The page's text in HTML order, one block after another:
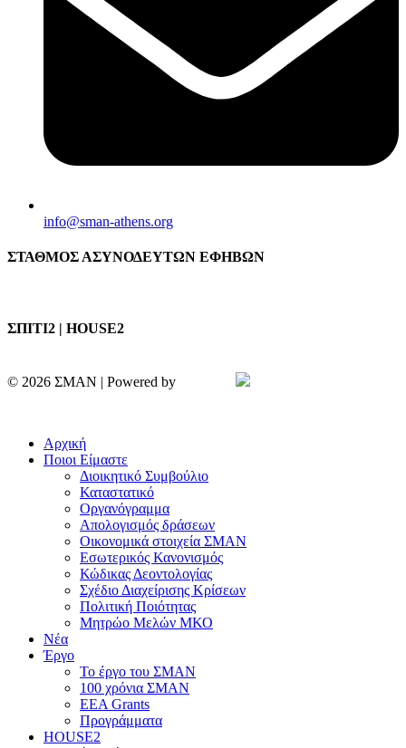
info@sman-athens.org
ΣΤΑΘΜΟΣ ΑΣΥΝΟΔΕΥΤΩΝ ΕΦΗΒΩΝ
ΣΠΙΤΙ2 | HOUSE2
© 2026 ΣΜΑΝ | Powered by
Αρχική
Ποιοι Είμαστε
Διοικητικό Συμβούλιο
Καταστατικό
Οργανόγραμμα
Απολογισμός δράσεων
Οικονομικά στοιχεία ΣΜΑΝ
Εσωτερικός Κανονισμός
Κώδικας Δεοντολογίας
Σχέδιο Διαχείρισης Κρίσεων
Πολιτική Ποιότητας
Μητρώο Μελών ΜΚΟ
Νέα
Έργο
Το έργο του ΣΜΑΝ
100 χρόνια ΣΜΑΝ
EEA Grants
Προγράμματα
HOUSE2